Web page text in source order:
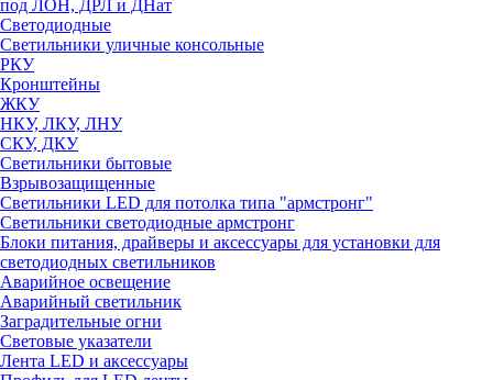
под ЛОН, ДРЛ и ДНат
Светодиодные
Светильники уличные консольные
РКУ
Кронштейны
ЖКУ
НКУ, ЛКУ, ЛНУ
СКУ, ДКУ
Светильники бытовые
Взрывозащищенные
Светильники LED для потолка типа "армстронг"
Светильники светодиодные армстронг
Блоки питания, драйверы и аксессуары для установки для
светодиодных светильников
Аварийное освещение
Аварийный светильник
Заградительные огни
Световые указатели
Лента LED и аксессуары